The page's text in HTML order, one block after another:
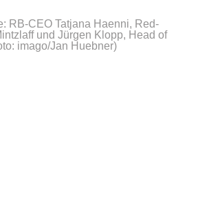
RB-CEO Tatjana Haenni, Red-
und Jürgen Klopp, Head of
imago/Jan Huebner)